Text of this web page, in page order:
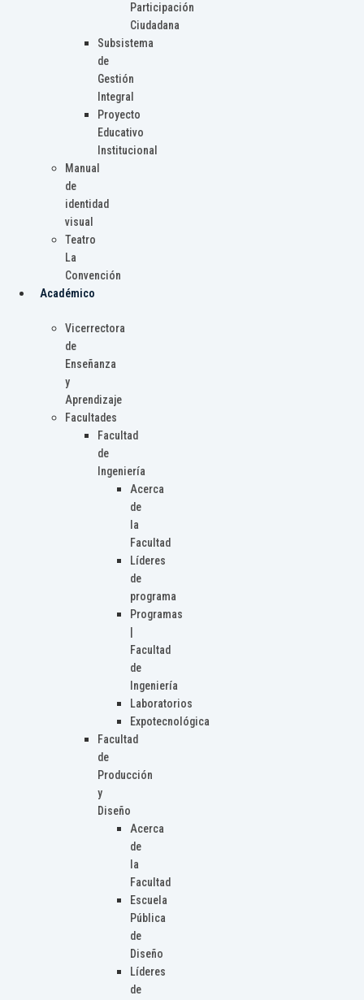
Participación
Ciudadana
Subsistema
de
Gestión
Integral
Proyecto
Educativo
Institucional
Manual
de
identidad
visual
Teatro
La
Convención
Académico
Vicerrectora
de
Enseñanza
y
Aprendizaje
Facultades
Facultad
de
Ingeniería
Acerca
de
la
Facultad
Líderes
de
programa
Programas
Facultad
de
Ingeniería
Laboratorios
Expotecnológica
Facultad
de
Producción
y
Diseño
Acerca
de
la
Facultad
Escuela
Pública
de
Diseño
Líderes
de